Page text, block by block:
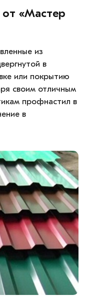
«Мастер
из
в
или покрытию
своим отличным
профнастил в
в